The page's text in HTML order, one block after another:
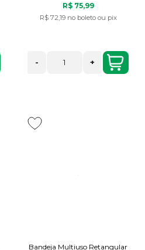
R$ 75,99
R$ 72,19 no boleto ou pix
- +
Bandeja Multiuso Retangular